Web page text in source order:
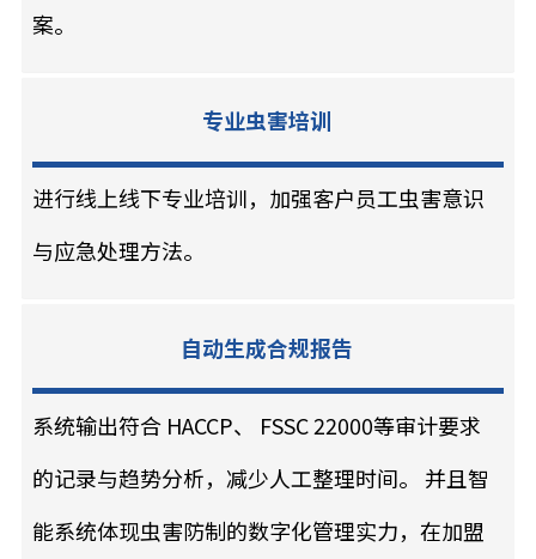
案。
专业虫害培训
进行线上线下专业培训，加强客户员工虫害意识
与应急处理方法。
自动生成合规报告
系统输出符合 HACCP、 FSSC 22000等审计要求
的记录与趋势分析，减少人工整理时间。 并且智
能系统体现虫害防制的数字化管理实力，在加盟